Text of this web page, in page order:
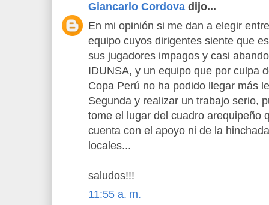
Giancarlo Cordova dijo...
En mi opinión si me dan a elegir
equipo cuyos dirigentes siente que
sus jugadores impagos y casi
IDUNSA, y un equipo que por culpa
Copa Perú no ha podido llegar más
Segunda y realizar un trabajo serio,
tome el lugar del cuadro arequipeño
cuenta con el apoyo ni de la
locales...
saludos!!!
11:55 a. m.